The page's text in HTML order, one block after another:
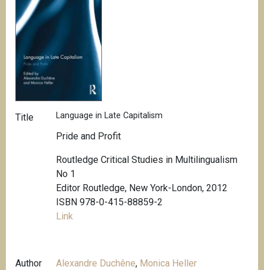
Title Language in Late Capitalism
Pride and Profit
Routledge Critical Studies in Multilingualism
No 1
Editor Routledge, New York-London, 2012
ISBN 978-0-415-88859-2
Link
Author Alexandre Duchêne, Monica Heller